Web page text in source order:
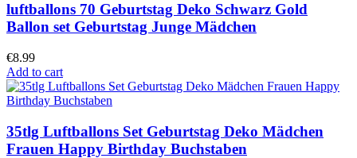
luftballons 70 Geburtstag Deko Schwarz Gold
Ballon set Geburtstag Junge Mädchen
€8.99
Add to cart
35tlg Luftballons Set Geburtstag Deko Mädchen
Frauen Happy Birthday Buchstaben